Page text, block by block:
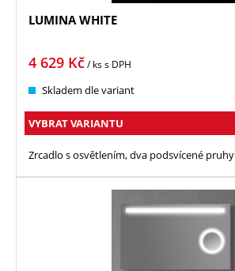
LUMINA WHITE
4 629 Kč/ kss DPH
Skladem dle variant
VYBRAT VARIANTU
Zrcadlo s osvětlením, dva podsvícené pruhy